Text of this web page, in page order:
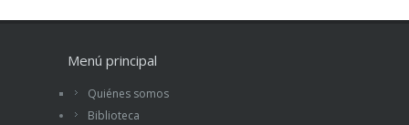
Menú principal
Quiénes somos
Biblioteca